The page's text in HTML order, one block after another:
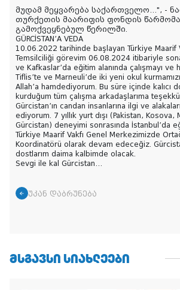
მუდამ მეყვარება საქართველო…", -
თურქეთის მაარიფის ფონდის
გამოქვეყნებულ წერილში.
GÜRCİSTAN’A VEDA
10.06.2022 tarihinde başlayan Türkiye Maarif
Temsilciliği görevim 06.08.2024 itibariyle
ve Kafkaslar’da eğitim alanında çalışmayı ve
Tiflis’te ve Marneuli’de iki yeni okul
Allah’a hamdediyorum. Bu süre içinde kalıcı
kurduğum tüm çalışma arkadaşlarıma
Gürcistan’ın candan insanlarına ilgi ve
ediyorum. 7 yıllık yurt dışı (Pakistan, Kosova,
Gürcistan) deneyimi sonrasında İstanbul’da
Türkiye Maarif Vakfı Genel Merkezimizde
Koordinatörü olarak devam edeceğiz.
dostlarım daima kalbimde olacak.
Sevgi ile kal Gürcistan…
უკან დაბრუნება
ᲛᲡᲒᲐᲕᲡᲘ ᲡᲘᲐᲮᲚᲔᲔᲑᲘ